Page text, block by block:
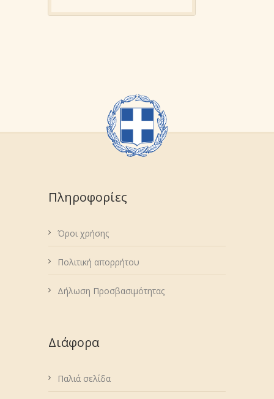
Πληροφορίες
Όροι χρήσης
Πολιτική απορρήτου
Δήλωση Προσβασιμότητας
Διάφορα
Παλιά σελίδα